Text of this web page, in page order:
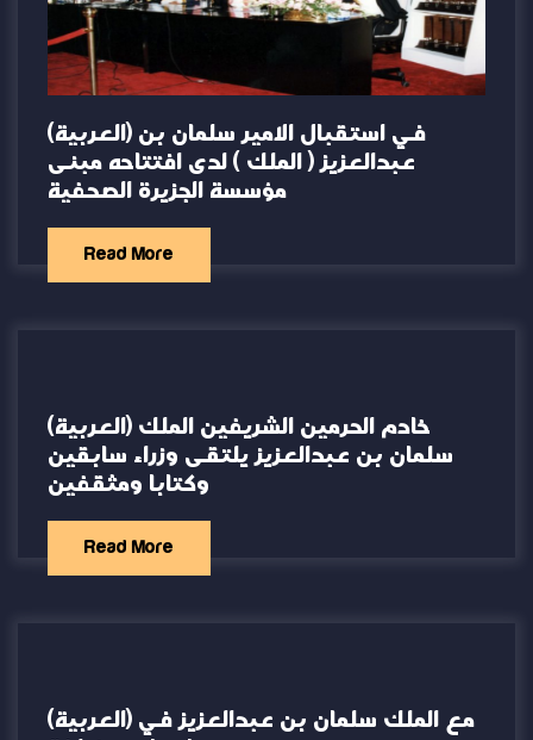
(العربية) في استقبال الامير سلمان بن
عبدالعزيز ( الملك ) لدى افتتاحه مبنى
مؤسسة الجزيرة الصحفية
Read More
(العربية) خادم الحرمين الشريفين الملك
سلمان بن عبدالعزيز يلتقى وزراء سابقين
وكتابا ومثقفين
Read More
(العربية) مع الملك سلمان بن عبدالعزيز في